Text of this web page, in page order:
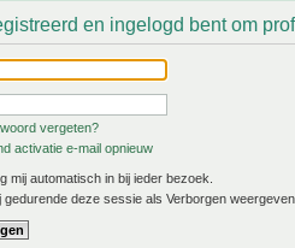
en ingelogd bent om
vergeten?
activatie e-mail opnieuw
mij automatisch in bij ieder bezoek.
gedurende deze sessie als Verborgen